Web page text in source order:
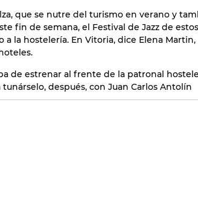
que se nutre del turismo en verano y
fin de semana, el Festival de Jazz de
a la hostelería. En Vitoria, dice Elena
de estrenar al frente de la patronal
tunárselo, después, con Juan Carlos Antolín